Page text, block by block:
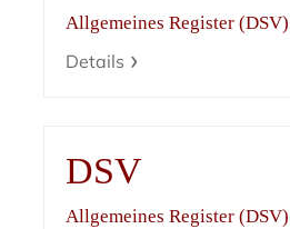
Allgemeines Register (DSV)
Details
DSV
Allgemeines Register (DSV)